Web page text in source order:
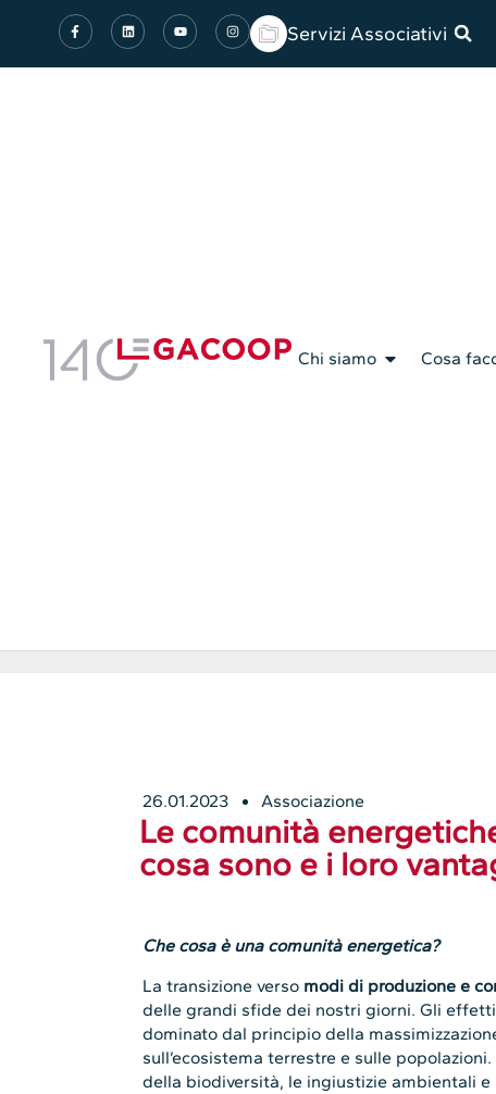
Servizi Associativi
Chi siamo Cosa
26.01.2023 Associazione
Le comunità
cosa sono e i loro
Che cosa è una comunità energetica?
La transizione verso modi di produzione e
delle grandi sfide dei nostri giorni. Gli
dominato dal principio della
sull’ecosistema terrestre e sulle
della biodiversità, le ingiustizie ambientali